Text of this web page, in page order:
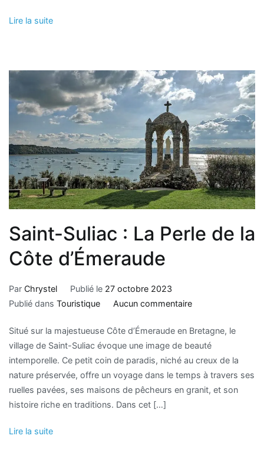
Lire la suite
Saint-Suliac : La Perle de la
Côte d’Émeraude
Par Chrystel Publié le 27 octobre 2023
Publié dans Touristique Aucun commentaire
Situé sur la majestueuse Côte d’Émeraude en Bretagne, le
village de Saint-Suliac évoque une image de beauté
intemporelle. Ce petit coin de paradis, niché au creux de la
nature préservée, offre un voyage dans le temps à travers ses
ruelles pavées, ses maisons de pêcheurs en granit, et son
histoire riche en traditions. Dans cet […]
Lire la suite